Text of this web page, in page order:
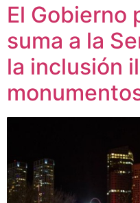
El Gobierno
suma a la
la inclusión